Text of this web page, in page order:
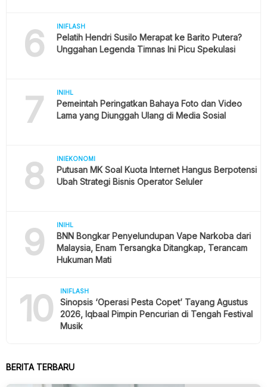
6 INIFLASH
Pelatih Hendri Susilo Merapat ke Barito Putera?
Unggahan Legenda Timnas Ini Picu Spekulasi
7 INIHL
Pemeintah Peringatkan Bahaya Foto dan Video
Lama yang Diunggah Ulang di Media Sosial
8 INIEKONOMI
Putusan MK Soal Kuota Internet Hangus Berpotensi
Ubah Strategi Bisnis Operator Seluler
9 INIHL
BNN Bongkar Penyelundupan Vape Narkoba dari
Malaysia, Enam Tersangka Ditangkap, Terancam
Hukuman Mati
10 INIFLASH
Sinopsis ‘Operasi Pesta Copet’ Tayang Agustus
2026, Iqbaal Pimpin Pencurian di Tengah Festival
Musik
BERITA TERBARU